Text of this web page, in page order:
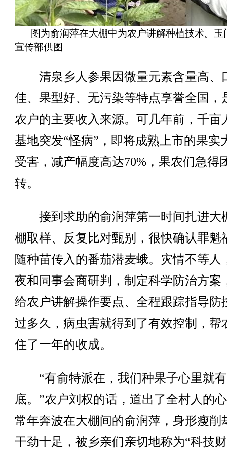
图为俞润萍在大棚中为农户讲解种植技术。玉
宣传部供图
清泉乡人参果因微量元素含量高、
佳、果型好、无污染等特点享誉全国，
农户的主要收入来源。可几年前，千亩
基地突发“怪病”，即将成熟上市的果实
受害，减产幅度高达70%，果农们急得
转。
接到求助的俞润萍第一时间扎进大
棚取样、反复比对甄别，很快确认罪魁
随种苗传入的番茄潜麦蛾。灾情不等人
夜和同事会商研判，制定科学防治方案
给农户讲解操作要点、全程跟踪指导防
过多久，病虫害就得到了有效控制，帮
住了一年的收成。
“有俞特派在，我们种果子心里就有
底。”农户刘权的话，道出了全村人的
常年奔波在大棚间的俞润萍，身形瘦削
干劲十足，被乡亲们亲切地称为“科技